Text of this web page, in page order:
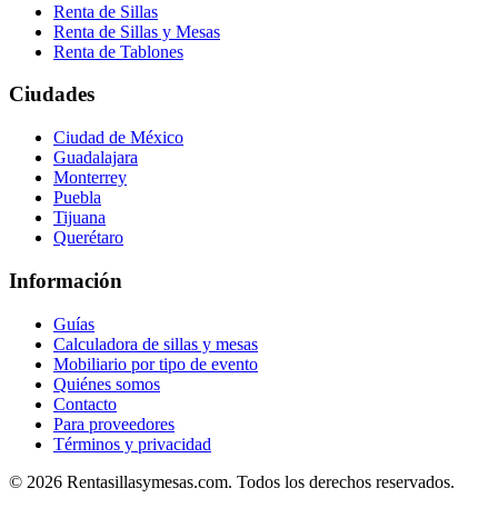
Renta de Sillas
Renta de Sillas y Mesas
Renta de Tablones
Ciudades
Ciudad de México
Guadalajara
Monterrey
Puebla
Tijuana
Querétaro
Información
Guías
Calculadora de sillas y mesas
Mobiliario por tipo de evento
Quiénes somos
Contacto
Para proveedores
Términos y privacidad
© 2026 Rentasillasymesas.com. Todos los derechos reservados.